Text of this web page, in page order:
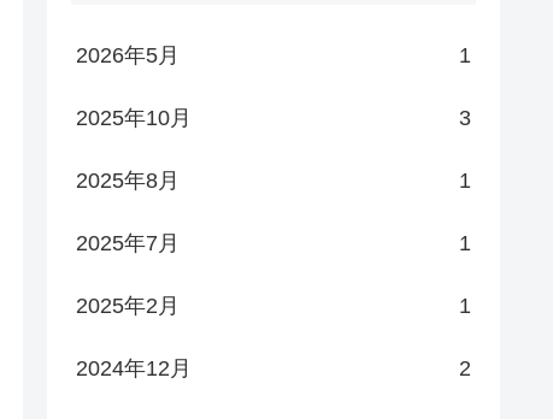
オープンハウスアリーナ太田
川崎市とどろきアリーナ
富山市総合体育館
豊橋市総合体育館
ウィングアリーナ刈谷
名古屋市枇杷島スポーツセンター
2026年5月 1
2025年10月 3
2025年8月 1
2025年7月 1
2025年2月 1
2024年12月 2